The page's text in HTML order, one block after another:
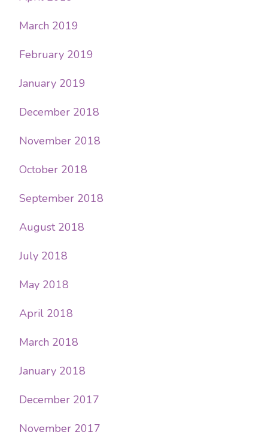
March 2019
February 2019
January 2019
December 2018
November 2018
October 2018
September 2018
August 2018
July 2018
May 2018
April 2018
March 2018
January 2018
December 2017
November 2017